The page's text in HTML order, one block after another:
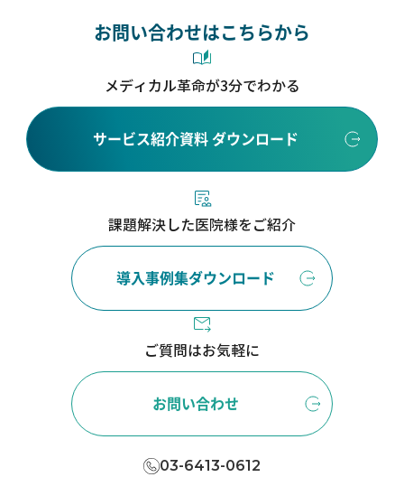
お問い合わせはこちらから
メディカル革命が3分でわかる
サービス紹介資料 ダウンロード
課題解決した医院様をご紹介
導入事例集ダウンロード
ご質問はお気軽に
お問い合わせ
03-6413-0612